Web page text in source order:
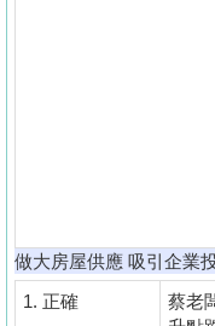
做大房屋供應 吸引企業
1. 正確
蔡老